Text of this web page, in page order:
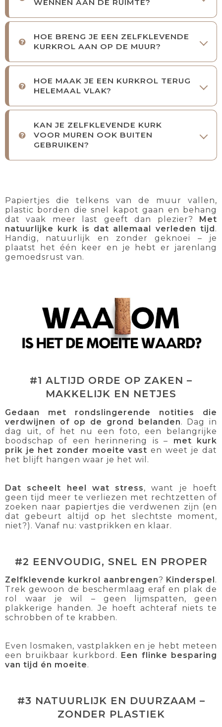
WENNEN AAN DE RUIMTE?
HOE BRENG JE EEN ZELFKLEVENDE
KURKROL AAN OP DE MUUR?
HOE MAAK JE EEN KURKROL TERUG
HELEMAAL VLAK?
KAN JE ZELFKLEVENDE KURK
VOOR MUREN OOK BUITEN
GEBRUIKEN?
Papiertjes die telkens van de muur vallen,
plastic borden die snel kapot gaan en behang
dat vaak meer last geeft dan plezier?
Met
natuurlijke kurk is dat allemaal verleden tijd .
Handig, natuurlijk en zonder geknoei – je
plaatst het één keer en je hebt er jarenlang
gemoedsrust van.
#1 ALTIJD ORDE OP ZAKEN –
MAKKELIJK EN NETJES
Gedaan met rondslingerende notities die
verdwijnen of op de grond belanden. Dag in
dag uit, of het nu een foto, een belangrijke
boodschap of een herinnering is – met kurk
prik je het zonder moeite vast en weet je dat
het blijft hangen waar je het wil.
Dat scheelt heel wat stress, want je hoeft
geen tijd meer te verliezen met rechtzetten of
zoeken naar papiertjes die verdwenen zijn (en
dat gebeurt altijd op het slechtste moment,
niet?). Vanaf nu: vastprikken en klaar.
#2 EENVOUDIG, SNEL EN PROPER
Zelfklevende kurkrol aanbrengen? Kinderspel.
Trek gewoon de beschermlaag eraf en plak de
rol waar je wil – geen lijmspatten, geen
plakkerige handen. Je hoeft achteraf niets te
schrobben of te krabben.
Even losmaken, vastplakken en je hebt meteen
een bruikbaar kurkbord. Een flinke besparing
van tijd én moeite.
#3 NATUURLIJK EN DUURZAAM –
ZONDER PLASTIEK